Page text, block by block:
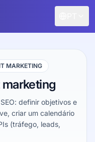
MARKETING
definir objetivos e
criar um calendário
(tráfego, leads,